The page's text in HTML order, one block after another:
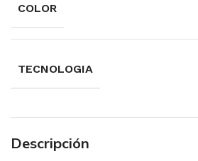
COLOR
TECNOLOGIA
Descripción